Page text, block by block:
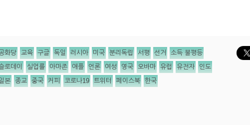
화당 교육 구글 독일 러시아 미국 분리독립 서평 선거 소득 불평등
로데이 실업률 아마존 애플 언론 여성 영국 오바마 유럽 유전자 인도
본 종교 중국 커피 코로나19 트위터 페이스북 한국